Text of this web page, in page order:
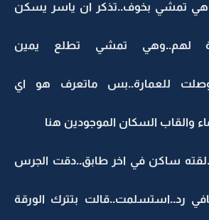
تمشي بخوف..تذكر ان ياسر يسكن
لهم..وهي تمشي تطلع يمين
للعمارة..بس ماتعرف هو اي
والقاب السكان الموجودين هنا
ساكن في اخر طابق..دقت الجرس
رد..استسلمت..قالت بتترك الورقة